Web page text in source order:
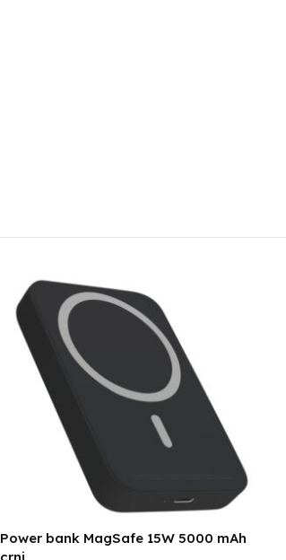
Power bank MagSafe 15W 5000 mAh
crni